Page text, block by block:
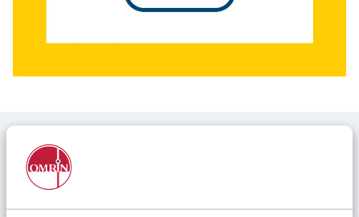
Voor leveranciers en bezoekers
Voorbeelden:
bakolie